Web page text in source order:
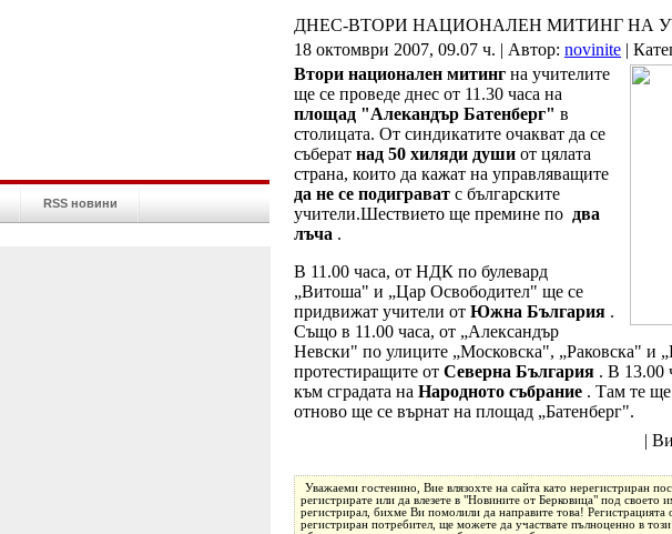
RSS новини
ДНЕС-ВТОРИ НАЦИОНАЛЕН МИТИНГ НА
18 октомври 2007, 09.07 ч. | Автор: novinite |
Втори национален митинг на учителите
ще се проведе днес от 11.30 часа на
площад "Алекандър Батенберг" в
столицата. От синдикатите очакват да се
съберат над 50 хиляди души от цялата
страна, които да кажат на управляващите
да не се подиграват с българските
учители.Шествието ще премине по два
лъча .
В 11.00 часа, от НДК по булевард
„Витоша" и „Цар Освободител" ще се
придвижат учители от Южна България .
Също в 11.00 часа, от „Александър
Невски" по улиците „Московска", „Раковска" и
протестиращите от Северна България . В 13.00
към сградата на Народното събрание . Там те
отново ще се върнат на площад „Батенберг".
|
Уважаеми гостенино, Вие влязохте на сайта като нерегистриран
регистрирате или да влезете в "Новините от Берковица" под своето
регистрирал, бихме Ви помолили да направите това! Регистрацията
регистриран потребител, ще можете да участвате пълноценно в